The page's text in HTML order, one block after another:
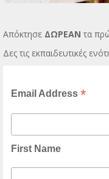
Απόκτησε ΔΩΡΕΑΝ τα
Δες τις εκπαιδευτικές
Email Address*
First Name